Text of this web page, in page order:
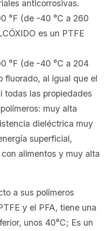
anticorrosivas.
°F (de -40 °C a 260
es un PTFE
°F (de -40 °C a 204
fluorado, al igual que el
todas las propiedades
muy alta
dieléctrica muy
superficial,
alimentos y muy alta
a sus polímeros
y el PFA, tiene una
unos 40°C; Es un